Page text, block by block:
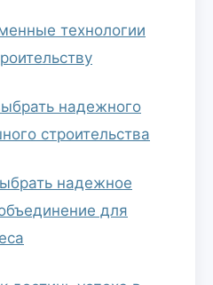
технологии
надежного
строительства
надежное
для